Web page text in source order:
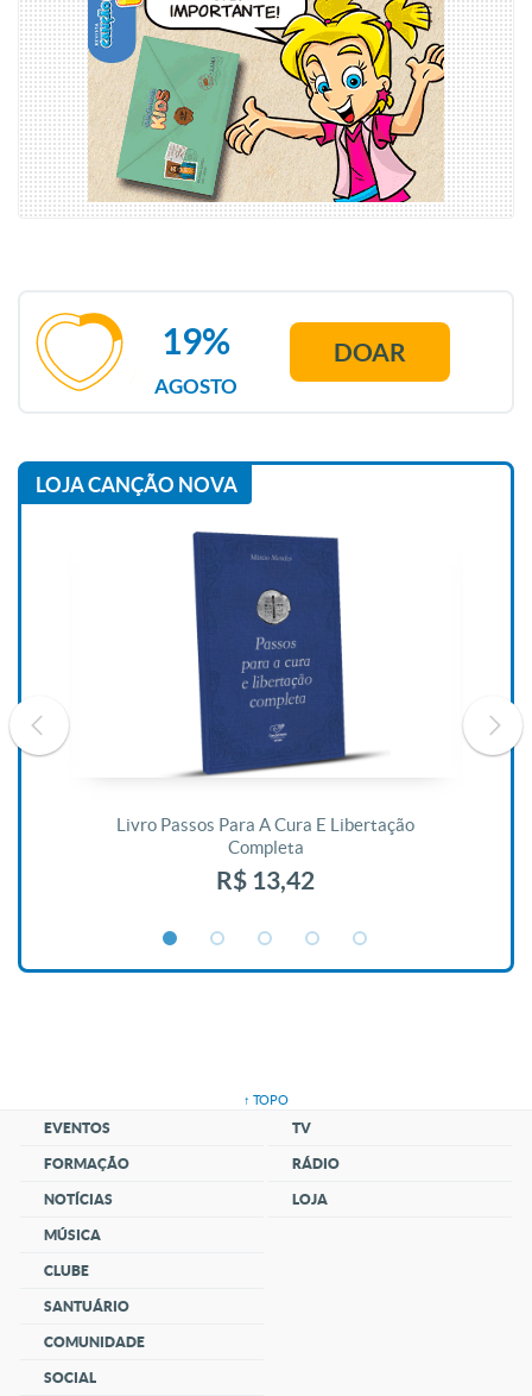
AGOSTO
19% DOAR
LOJA CANÇÃO NOVA
Livro Passos Para A Cura E Libertação
Completa
R$ 13,42
↑ TOPO
EVENTOS
FORMAÇÃO
NOTÍCIAS
MÚSICA
CLUBE
SANTUÁRIO
COMUNIDADE
SOCIAL
TV
RÁDIO
LOJA